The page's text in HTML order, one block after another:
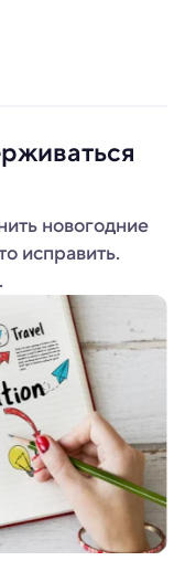
новогодние
исправить.